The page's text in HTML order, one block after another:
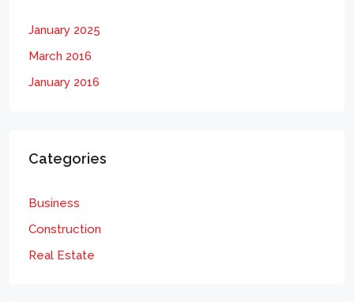
January 2025
March 2016
January 2016
Categories
Business
Construction
Real Estate